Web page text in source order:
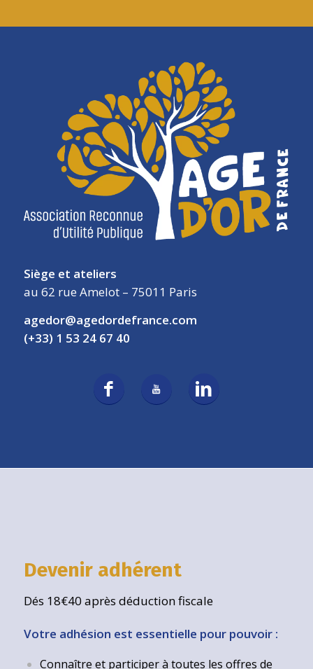
Siège et ateliers
au 62 rue Amelot – 75011 Paris
agedor@agedordefrance.com
(+33) 1 53 24 67 40
Devenir adhérent
Dés 18€40 après déduction fiscale
Votre adhésion est essentielle pour pouvoir :
Connaître et participer à toutes les offres de